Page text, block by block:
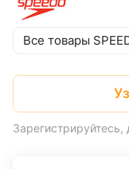
Все товары